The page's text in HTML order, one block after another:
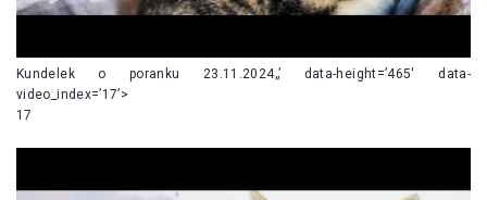
Kundelek o poranku 23.11.2024„’ data-height=’465′ data-
video_index=’17’>
17